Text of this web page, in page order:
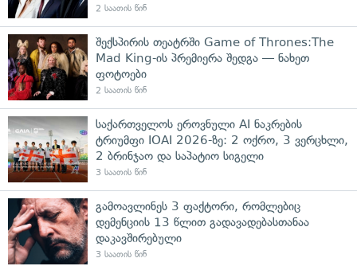
2 საათის წინ
შექსპირის თეატრში Game of Thrones:The
Mad King-ის პრემიერა შედგა — ნახეთ
ფოტოები
2 საათის წინ
საქართველოს ეროვნული AI ნაკრების
ტრიუმფი IOAI 2026-ზე: 2 ოქრო, 3 ვერცხლი,
2 ბრინჯაო და საპატიო სიგელი
3 საათის წინ
გამოავლინეს 3 ფაქტორი, რომლებიც
დემენციის 13 წლით გადავადებასთანაა
დაკავშირებული
3 საათის წინ